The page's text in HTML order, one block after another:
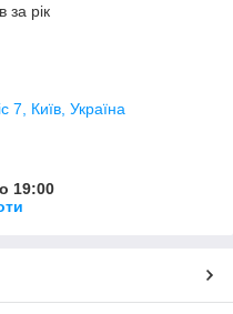
за рік
7, Київ, Україна
19:00